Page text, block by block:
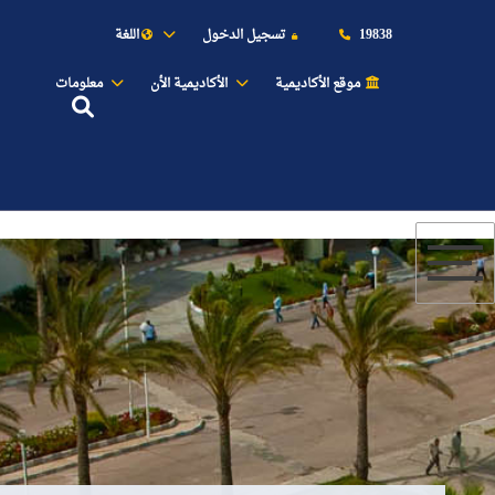
19838 تسجيل الدخول
اللغة
موقع الأكاديمية
الأكاديمية الأن معلومات
النقل البحري
القبول والتسجيل
الدراسات الأكاديمية
طلبة الأكاديمية